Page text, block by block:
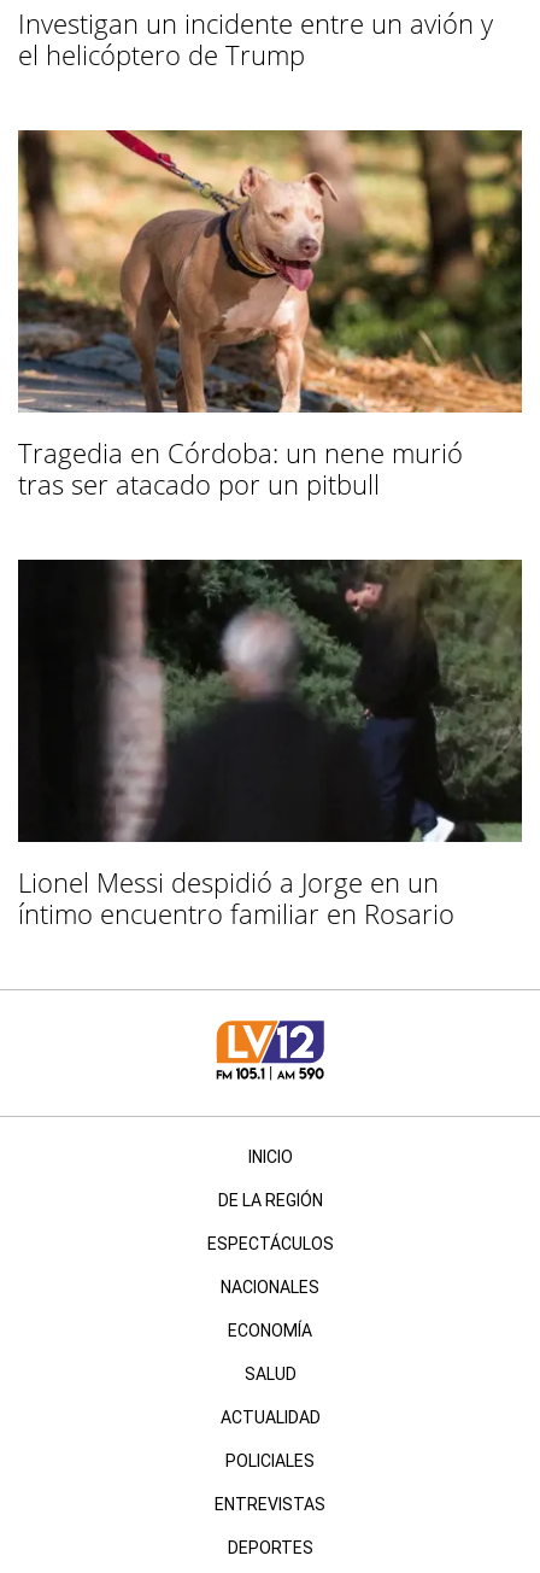
Investigan un incidente entre un avión y
el helicóptero de Trump
Tragedia en Córdoba: un nene murió
tras ser atacado por un pitbull
Lionel Messi despidió a Jorge en un
íntimo encuentro familiar en Rosario
INICIO
DE LA REGIÓN
ESPECTÁCULOS
NACIONALES
ECONOMÍA
SALUD
ACTUALIDAD
POLICIALES
ENTREVISTAS
DEPORTES